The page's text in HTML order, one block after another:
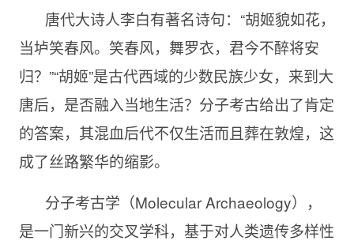
唐代大诗人李白有著名诗句：“胡姬貌如花，
当垆笑春风。笑春风，舞罗衣，君今不醉将安
归？”“胡姬”是古代西域的少数民族少女，来到大
唐后，是否融入当地生活？分子考古给出了肯定
的答案，其混血后代不仅生活而且葬在敦煌，这
成了丝路繁华的缩影。
分子考古学（Molecular Archaeology），
是一门新兴的交叉学科，基于对人类遗传多样性